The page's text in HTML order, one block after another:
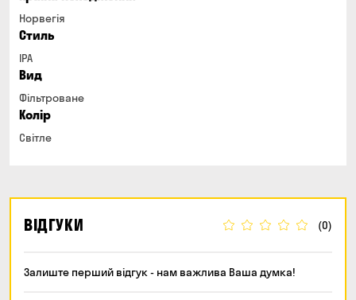
Норвегія
Стиль
IPA
Вид
Фільтроване
Колір
Світле
ВІДГУКИ (0)
Залиште перший відгук - нам важлива Ваша думка!